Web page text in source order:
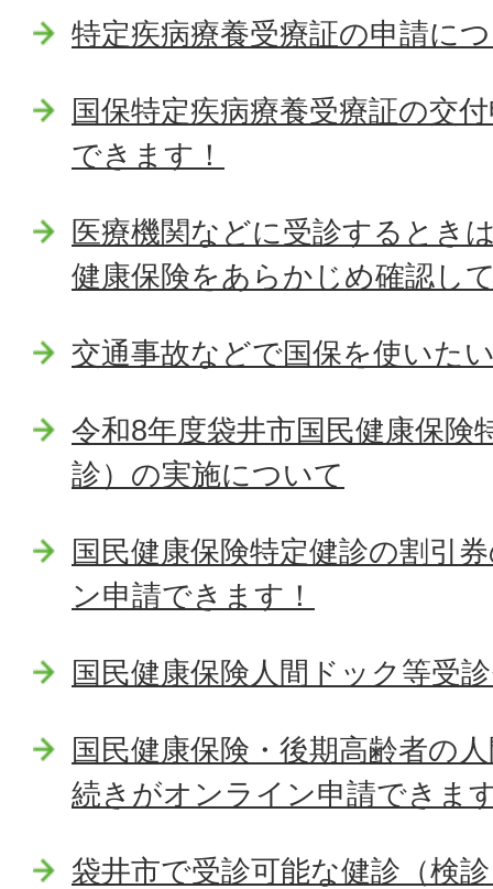
特定疾病療養受療証の申請に
国保特定疾病療養受療証の交
できます！
医療機関などに受診するとき
健康保険をあらかじめ確認し
交通事故などで国保を使いた
令和8年度袋井市国民健康保険
診）の実施について
国民健康保険特定健診の割引
ン申請できます！
国民健康保険人間ドック等受
国民健康保険・後期高齢者の
続きがオンライン申請できま
袋井市で受診可能な健診（検